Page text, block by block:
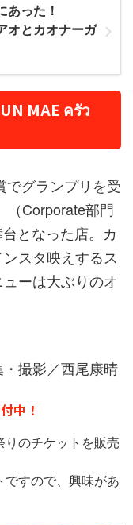
あった！
オとカオナーガ
MAE ครัว
でグランプリを受
（Corporate部門
となった店。カ
スタ映えするス
ーは大ぶりのオ
撮影／西尾康晴
中！
のチケットを販売
すので、興味があ